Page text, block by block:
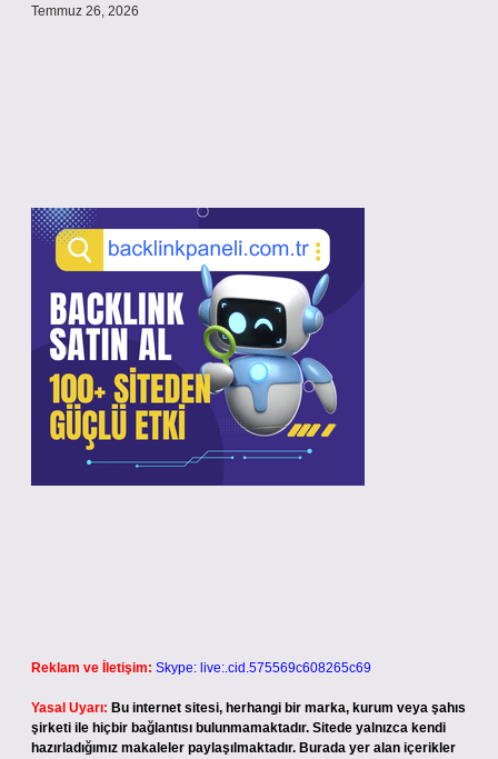
Temmuz 26, 2026
Reklam ve İletişim: Skype: live:.cid.575569c608265c69
Yasal Uyarı: Bu internet sitesi, herhangi bir marka, kurum veya şahıs
şirketi ile hiçbir bağlantısı bulunmamaktadır. Sitede yalnızca kendi
hazırladığımız makaleler paylaşılmaktadır. Burada yer alan içerikler